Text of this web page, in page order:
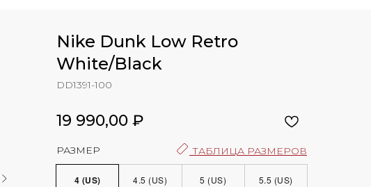
Поможем оформить заказ:
- подберем размер
- назначим отправку
Balenciaga
Nike Dunk Low Retro
White/Black
DD1391-100
19 990,00 ₽
РАЗМЕР ТАБЛИЦА РАЗМЕРОВ
4 (US) 4.5 (US) 5 (US) 5.5 (US)